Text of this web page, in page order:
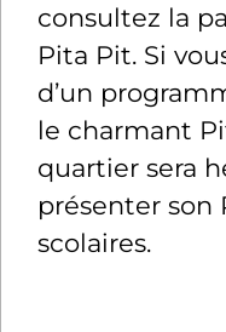
consultez la
Pita Pit. Si
d’un
le charmant
quartier sera
présenter son
scolaires.